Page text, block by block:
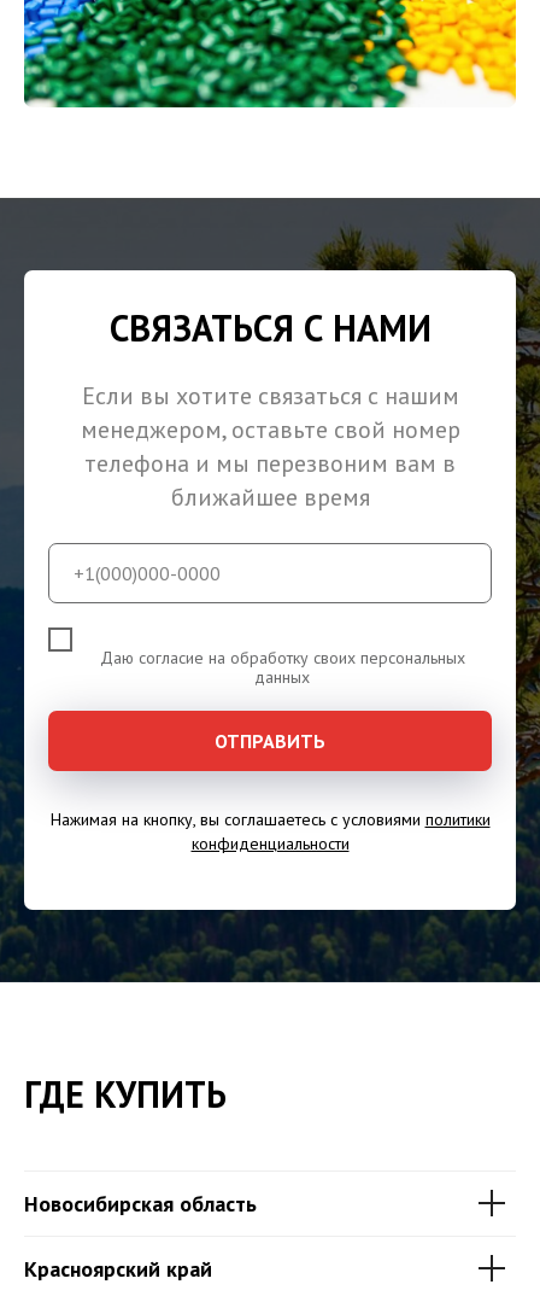
СВЯЗАТЬСЯ С НАМИ
Если вы хотите связаться с нашим
менеджером, оставьте свой номер
телефона и мы перезвоним вам в
ближайшее время
Даю согласие на обработку своих персональных
данных
ОТПРАВИТЬ
Нажимая на кнопку, вы соглашаетесь с условиями политики
конфиденциальности
ГДЕ КУПИТЬ
Новосибирская область
Красноярский край